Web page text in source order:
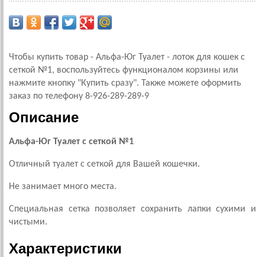
Чтобы купить товар - Альфа-Юг Туалет - лоток для кошек с
сеткой №1, воспользуйтесь функционалом корзины или
нажмите кнопку "Купить сразу". Также можете оформить
заказ по телефону 8-926-289-289-9
Описание
Альфа-Юг Туалет с сеткой №1
Отличный туалет с сеткой для Вашей кошечки.
Не занимает много места.
Специальная сетка позволяет сохранить лапки сухими и
чистыми.
Характеристики